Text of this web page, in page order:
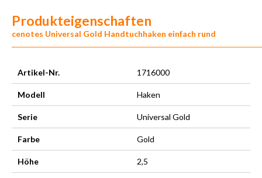
Produkteigenschaften
cenotes Universal Gold Handtuchhaken einfach rund
Artikel-Nr. 1716000
Modell Haken
Serie Universal Gold
Farbe Gold
Höhe 2,5